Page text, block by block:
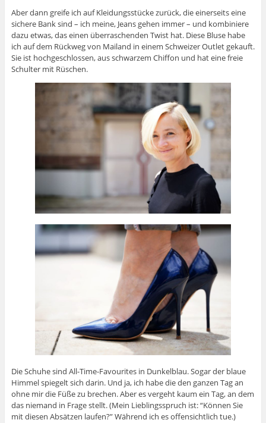
Aber dann greife ich auf Kleidungsstücke zurück, die einerseits eine
sichere Bank sind – ich meine, Jeans gehen immer – und kombiniere
dazu etwas, das einen überraschenden Twist hat. Diese Bluse habe
ich auf dem Rückweg von Mailand in einem Schweizer Outlet gekauft.
Sie ist hochgeschlossen, aus schwarzem Chiffon und hat eine freie
Schulter mit Rüschen.
Die Schuhe sind All-Time-Favourites in Dunkelblau. Sogar der blaue
Himmel spiegelt sich darin. Und ja, ich habe die den ganzen Tag an
ohne mir die Füße zu brechen. Aber es vergeht kaum ein Tag, an dem
das niemand in Frage stellt. (Mein Lieblingsspruch ist: “Können Sie
mit diesen Absätzen laufen?” Während ich es offensichtlich tue.)